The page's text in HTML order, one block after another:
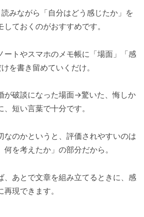
みながら「自分はどう感じたか」を
ておくのがおすすめです。
ートやスマホのメモ帳に「場面」「感
を書き留めていくだけ。
が破談になった場面→驚いた、悔しか
短い言葉で十分です。
なのかというと、評価されやすいのは
何を考えたか」の部分だから。
、あとで文章を組み立てるときに、感
現できます。